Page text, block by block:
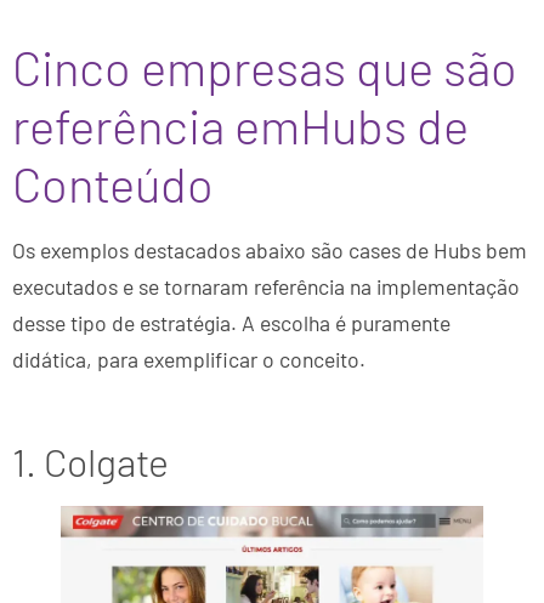
Cinco empresas que são
referência emHubs de
Conteúdo
Os exemplos destacados abaixo são cases de Hubs bem
executados e se tornaram referência na implementação
desse tipo de estratégia. A escolha é puramente
didática, para exemplificar o conceito.
1. Colgate